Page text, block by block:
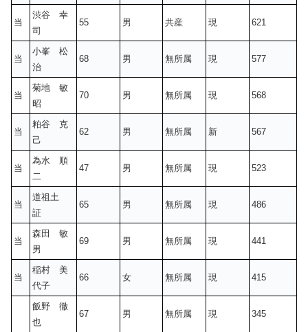
当
渋谷 幸
司
55 男 共産 現 621
当
小峯 松
治
68 男 無所属 現 577
当
菊地 敏
昭
70 男 無所属 現 568
当
粕谷 克
己
62 男 無所属 新 567
当
為水 順
二
47 男 無所属 現 523
当
道祖土
証
65 男 無所属 現 486
当
森田 敏
男
69 男 無所属 現 441
当
稲村 美
代子
66 女 無所属 現 415
飯野 徹
也
67 男 無所属 現 345